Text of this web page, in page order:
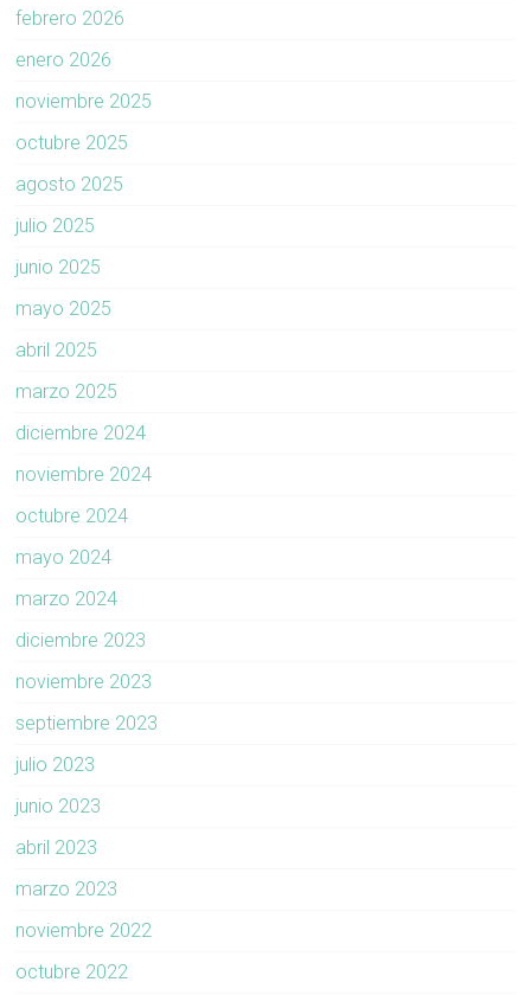
febrero 2026
enero 2026
noviembre 2025
octubre 2025
agosto 2025
julio 2025
junio 2025
mayo 2025
abril 2025
marzo 2025
diciembre 2024
noviembre 2024
octubre 2024
mayo 2024
marzo 2024
diciembre 2023
noviembre 2023
septiembre 2023
julio 2023
junio 2023
abril 2023
marzo 2023
noviembre 2022
octubre 2022